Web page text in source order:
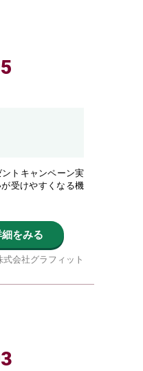
トキャンペーン実
受けやすくなる機
をみる
式会社グラフィット